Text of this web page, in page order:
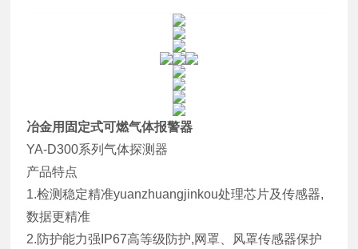
冶金用固定式可燃气体报警器
YA-D300系列气体探测器
产品特点
1.检测稳定精准yuanzhuangjinkou处理芯片及传感器,
数据更精准
2.防护能力强IP67高等级防护,网罩、风罩传感器保护